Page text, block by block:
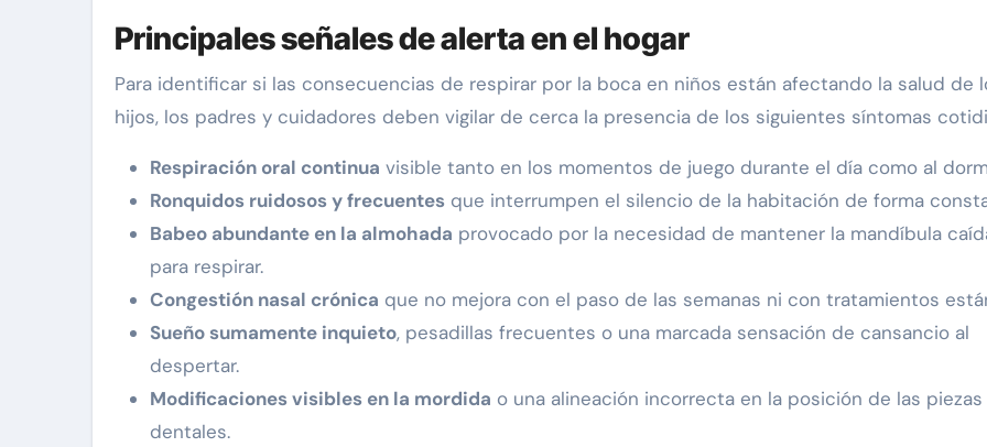
Principales señales de alerta en el hogar
Para identificar si las consecuencias de respirar por la boca en niños están afectando la salud de
hijos, los padres y cuidadores deben vigilar de cerca la presencia de los siguientes síntomas
Respiración oral continua visible tanto en los momentos de juego durante el día como al
Ronquidos ruidosos y frecuentes que interrumpen el silencio de la habitación de forma
Babeo abundante en la almohada provocado por la necesidad de mantener la mandíbula
para respirar.
Congestión nasal crónica que no mejora con el paso de las semanas ni con tratamientos
Sueño sumamente inquieto, pesadillas frecuentes o una marcada sensación de cansancio al
despertar.
Modificaciones visibles en la mordida o una alineación incorrecta en la posición de las piezas
dentales.